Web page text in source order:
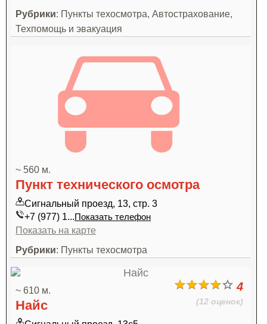
Рубрики: Пункты техосмотра, Автострахование,
Техпомощь и эвакуация
~ 560 м.
Пункт технического осмотра
Сигнальный проезд, 13, стр. 3
+7 (977) 1...Показать телефон
Показать на карте
Рубрики: Пункты техосмотра
4
(12 оценок)
~ 610 м.
Найс